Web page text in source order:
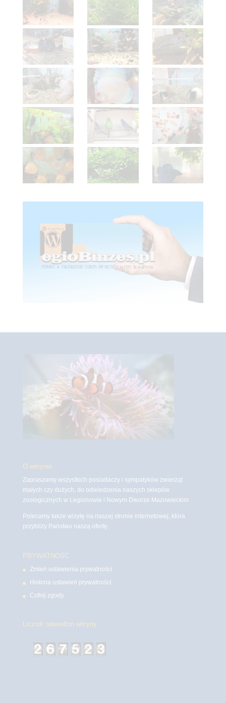
O witrynie
Zapraszamy wszystkich posiadaczy i sympatyków zwierząt
małych czy dużych, do odwiedzenia naszych sklepów
zoologicznych w Legionowie i Nowym Dworze Mazowieckim
Polecamy także wizytę na naszej stronie internetowej, która
przybliży Państwu naszą ofertę.
PRYWATNOŚĆ
Zmień ustawienia prywatności
Historia ustawień prywatności
Cofnij zgody
Licznik odwiedzin witryny